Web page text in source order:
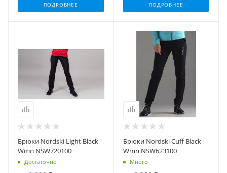
ПОДРОБНЕЕ ПОДРОБНЕЕ
Брюки Nordski Light Black
Wmn NSW720100
Достаточно
Брюки Nordski Cuff Black
Wmn NSW623100
Много